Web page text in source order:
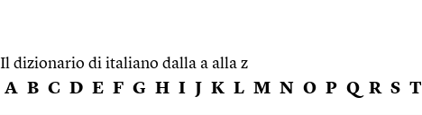
Il dizionario di italiano dalla a alla z
A B C D E F G H I J K L M N O P Q R S T